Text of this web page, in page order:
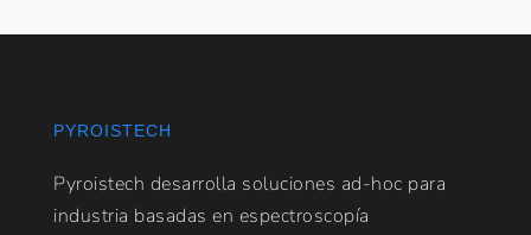
PYROISTECH
Pyroistech desarrolla soluciones ad-hoc para
industria basadas en espectroscopía